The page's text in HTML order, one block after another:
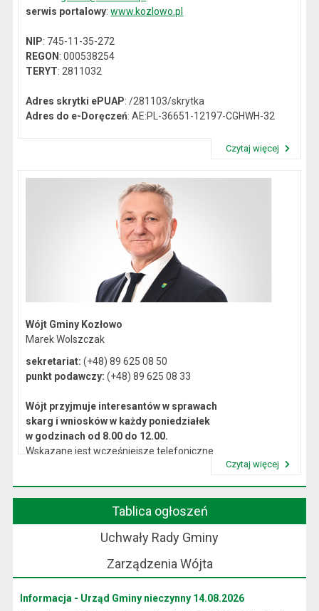
serwis portalowy:www.kozlowo.pl
NIP: 745-11-35-272
REGON: 000538254
TERYT: 2811032
Adres skrytki ePUAP: /281103/skrytka
Adres do e-Doręczeń: AE:PL-36651-12197-CGHWH-32
Czytaj więcej
Wójt Gminy Kozłowo
Marek Wolszczak
sekretariat: (+48) 89 625 08 50
punkt podawczy: (+48) 89 625 08 33
Wójt przyjmuje interesantów w sprawach
skarg i wniosków w każdy poniedziałek
w godzinach od 8.00 do 12.00.
Wskazane jest wcześniejsze telefoniczne
Czytaj więcej
Tablica ogłoszeń
Uchwały Rady Gminy
Zarządzenia Wójta
Informacja - Urząd Gminy nieczynny 14.08.2026